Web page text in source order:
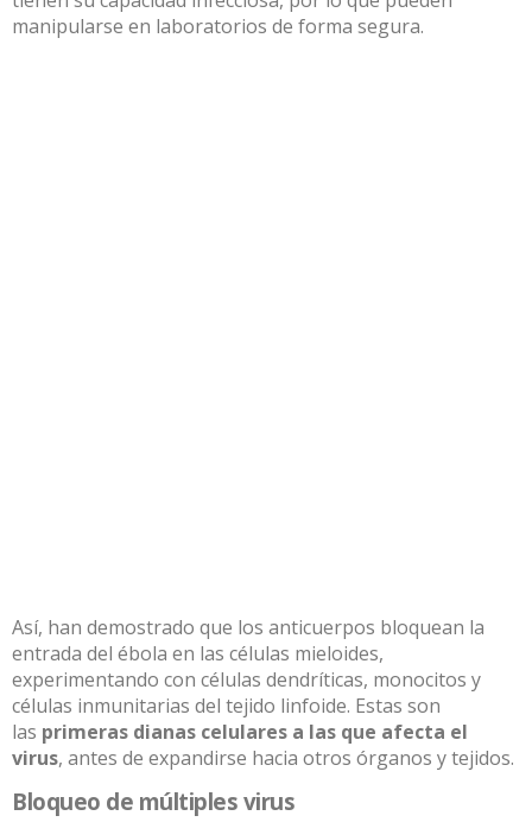
manipularse en laboratorios de forma segura.
Así, han demostrado que los anticuerpos bloquean la
entrada del ébola en las células mieloides,
experimentando con células dendríticas, monocitos y
células inmunitarias del tejido linfoide. Estas son
las primeras dianas celulares a las que afecta el
virus, antes de expandirse hacia otros órganos y tejidos.
Bloqueo de múltiples virus